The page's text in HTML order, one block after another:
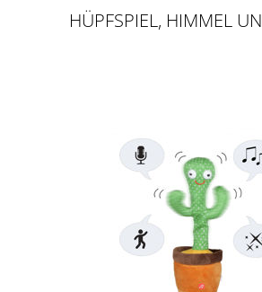
HÜPFSPIEL, HIMMEL